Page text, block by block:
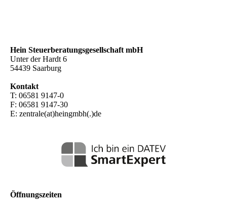
Hein Steuer­beratungs­gesellschaft mbH
Unter der Hardt 6
54439 Saarburg
Kontakt
T: 06581 9147-0
F: 06581 9147-30
E: zentrale(at)heingmbh(.)de
Öffnungszeiten